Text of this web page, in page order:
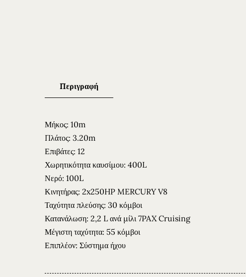
Περιγραφή
Μήκος: 10m
Πλάτος: 3.20m
Επιβάτες: 12
Χωρητικότητα καυσίμου: 400L
Νερό: 100L
Κινητήρας: 2x250HP MERCURY V8
Ταχύτητα πλεύσης: 30 κόμβοι
Κατανάλωση: 2,2 L ανά μίλι 7PAX Cruising
Μέγιστη ταχύτητα: 55 κόμβοι
Επιπλέον: Σύστημα ήχου
Αρχική σελίδα
Σκάφη
Ταχύπλοα
Κρουαζίερες